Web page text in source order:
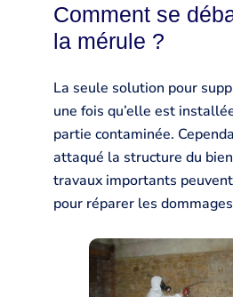
Comment se
la mérule ?
La seule solution pour
une fois qu’elle est
partie contaminée.
attaqué la structure du
travaux importants
pour réparer les